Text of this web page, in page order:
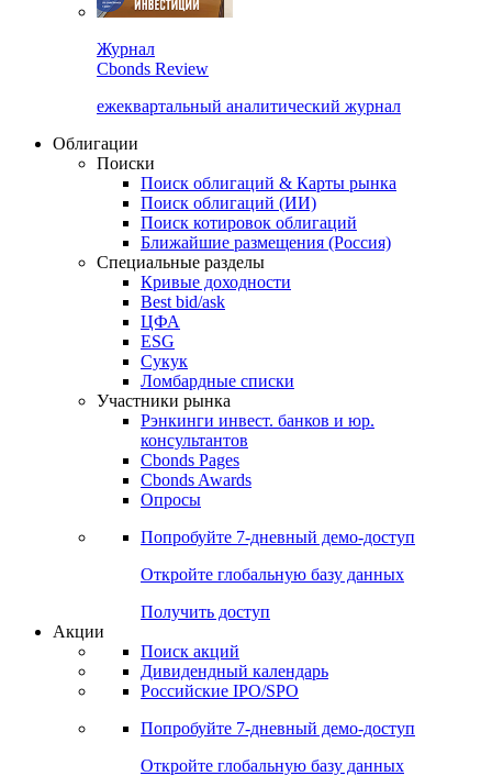
Журнал
Cbonds Review
ежеквартальный аналитический журнал
Облигации
Поиски
Поиск облигаций & Карты рынка
Поиск облигаций (ИИ)
Поиск котировок облигаций
Ближайшие размещения (Россия)
Специальные разделы
Кривые доходности
Best bid/ask
ЦФА
ESG
Сукук
Ломбардные списки
Участники рынка
Рэнкинги инвест. банков и юр.
консультантов
Cbonds Pages
Cbonds Awards
Опросы
Попробуйте 7-дневный демо-доступ
Откройте глобальную базу данных
Получить доступ
Акции
Поиск акций
Дивидендный календарь
Российские IPO/SPO
Попробуйте 7-дневный демо-доступ
Откройте глобальную базу данных